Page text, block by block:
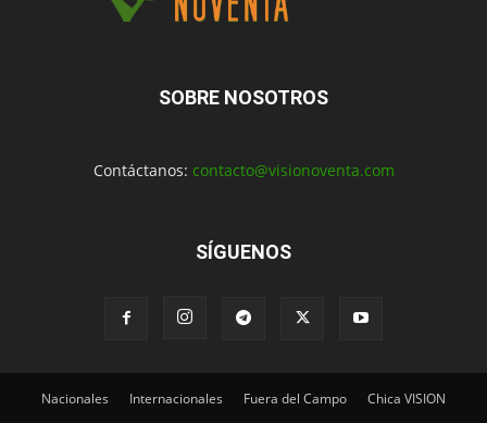
SOBRE NOSOTROS
Contáctanos: contacto@visionoventa.com
SÍGUENOS
Nacionales Internacionales Fuera del Campo Chica VISION